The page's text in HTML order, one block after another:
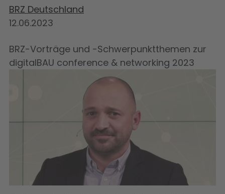
BRZ Deutschland
12.06.2023
BRZ-Vorträge und -Schwerpunktthemen zur
digitalBAU conference & networking 2023